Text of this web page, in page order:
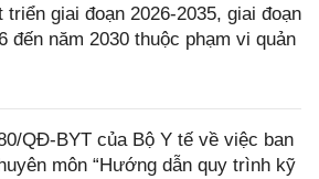
triển giai đoạn 2026-2035, giai đoạn
đến năm 2030 thuộc phạm vi quản
QĐ-BYT của Bộ Y tế về việc ban
môn “Hướng dẫn quy trình kỹ